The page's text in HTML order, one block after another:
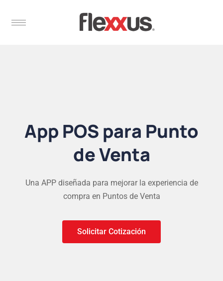
App POS para Punto
de Venta
Una APP diseñada para mejorar la experiencia de
compra en Puntos de Venta
Solicitar Cotización